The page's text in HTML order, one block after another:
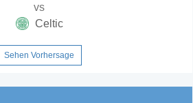
vs
Celtic
Sehen Vorhersage